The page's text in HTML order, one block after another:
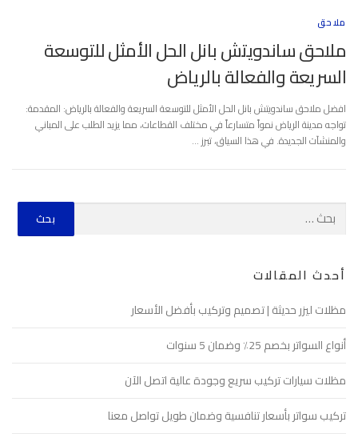
ملاحق
ملاحق ساندويتش بانل الحل الأمثل للتوسعة
السريعة والفعالة بالرياض
افضل ملاحق ساندويتش بانل الحل الأمثل للتوسعة السريعة والفعالة بالرياض: المقدمة:
تواجه مدينة الرياض نمواً متسارعاً في مختلف القطاعات، مما يزيد الطلب على المباني
والمنشآت الجديدة. في هذا السياق، تبرز …
أحدث المقالات
مظلات ليزر حديثة | تصميم وتركيب بأفضل الأسعار
أنواع السواتر بخصم 25٪ وضمان 5 سنوات
مظلات سيارات تركيب سريع وجودة عالية اتصل الآن
تركيب سواتر بأسعار تنافسية وضمان طويل تواصل معنا